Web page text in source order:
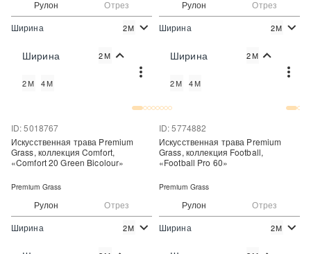
Рулон Отрез
Цена:
Ширина 2М
Ширина 2М
2М 4М
Рулон Отрез
Цена:
Ширина 2М
Ширина 2М
2М 4М
Рулон Отрез
ID: 5018767
Цена:
Искусственная трава Premium
Grass, коллекция Comfort,
«Comfort 20 Green Bicolour»
Premium Grass
Ширина 2М
Рулон Отрез
ID: 5774882
Цена:
Искусственная трава Premium
Grass, коллекция Football,
«Football Pro 60»
Premium Grass
Ширина 2М